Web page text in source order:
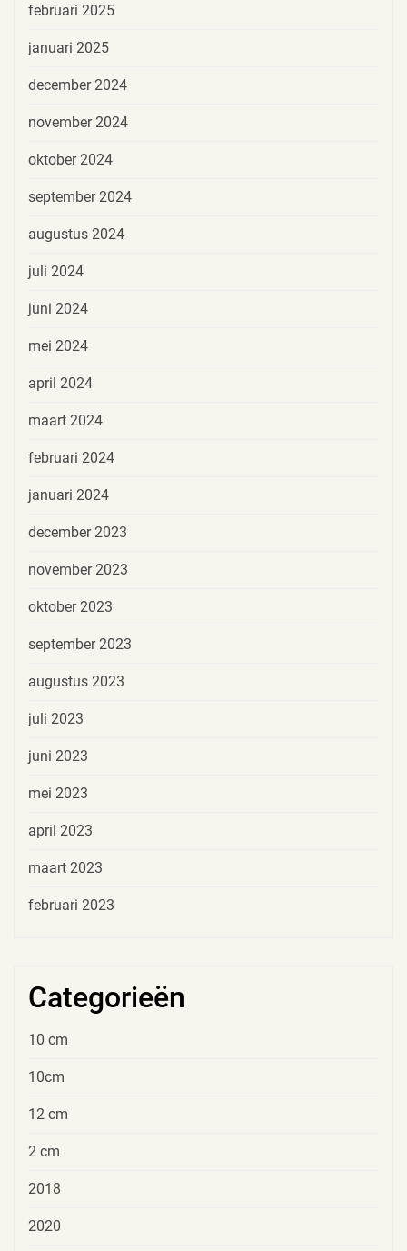
februari 2025
januari 2025
december 2024
november 2024
oktober 2024
september 2024
augustus 2024
juli 2024
juni 2024
mei 2024
april 2024
maart 2024
februari 2024
januari 2024
december 2023
november 2023
oktober 2023
september 2023
augustus 2023
juli 2023
juni 2023
mei 2023
april 2023
maart 2023
februari 2023
Categorieën
10 cm
10cm
12 cm
2 cm
2018
2020